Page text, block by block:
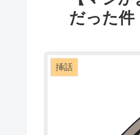
だった件
挿話